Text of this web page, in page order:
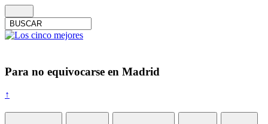
Para no equivocarse en Madrid
↑